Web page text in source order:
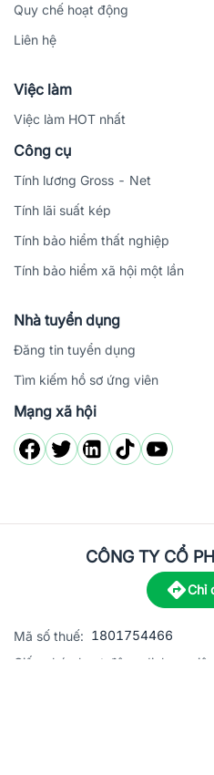
Quy chế hoạt động
Liên hệ
Việc làm
Việc làm HOT nhất
Công cụ
Tính lương Gross - Net
Tính lãi suất kép
Tính bảo hiểm thất nghiệp
Tính bảo hiểm xã hội một lần
Nhà tuyển dụng
Đăng tin tuyển dụng
Tìm kiếm hồ sơ ứng viên
Mạng xã hội
CÔNG TY CỔ
Chỉ
Mã số thuế: 1801754466
Giấy phép hoạt động dịch vụ việc